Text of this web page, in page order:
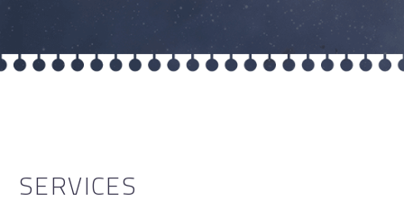
SERVICES